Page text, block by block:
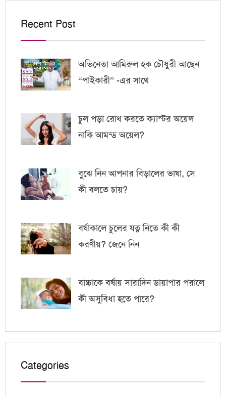
Recent Post
অভিনেতা আমিরুল হক চৌধুরী আছেন
“পাইকারী” -এর সাথে
চুল পড়া রোধ করতে ক্যাস্টর অয়েল
নাকি আমন্ড অয়েল?
বুঝে নিন আপনার বিড়ালের ভাষা, সে
কী বলতে চায়?
বর্ষাকালে চুলের যত্ন নিতে কী কী
করণীয়? জেনে নিন
বাচ্চাকে বর্ষায় সারাদিন ডায়াপার পরালে
কী অসুবিধা হতে পারে?
Categories